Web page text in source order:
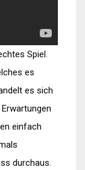
Spiel.
es
es sich
einfach
durchaus.